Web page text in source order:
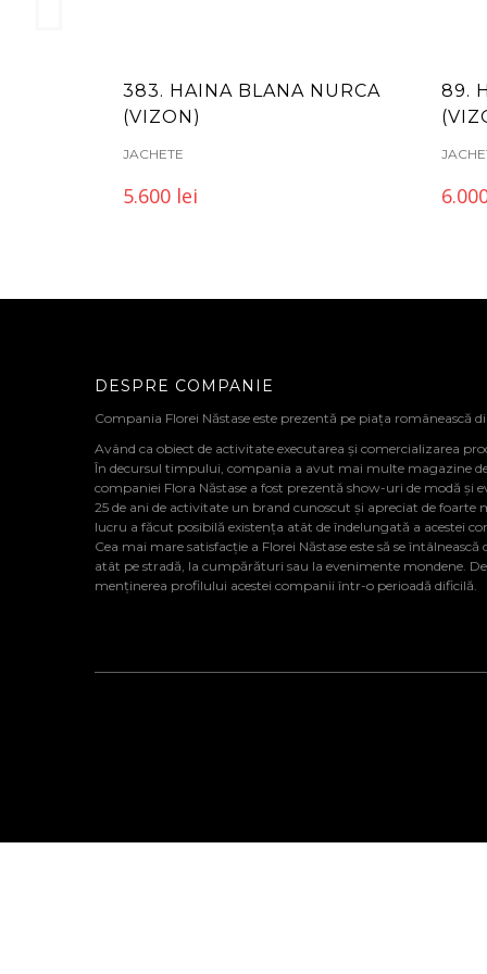
383. HAINA BLANA NURCA
(VIZON)
JACHETE
5.600 lei
89.
DESPRE COMPANIE
Compania Florei Năstase este prezentă pe piața românească
Având ca obiect de activitate executarea și comercializarea
În decursul timpului, compania a avut mai multe magazine de
companiei Flora Năstase a fost prezentă show-uri de modă și
25 de ani de activitate un brand cunoscut și apreciat de
lucru a făcut posibilă existența atât de îndelungată a acestei
Cea mai mare satisfacție a Florei Năstase este să se
atât pe stradă, la cumpărături sau la evenimente mondene.
menținerea profilului acestei companii într-o perioadă dificilă.